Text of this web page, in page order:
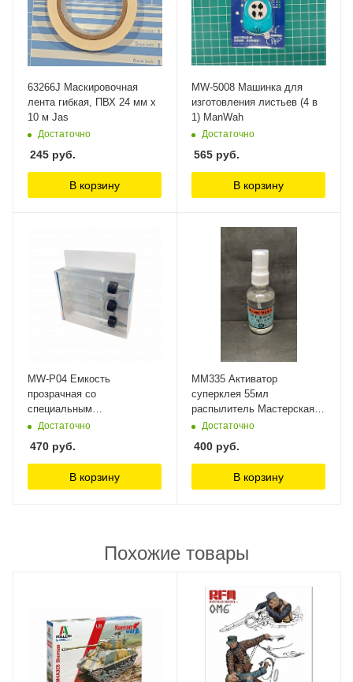
63266J Маскировочная
лента гибкая, ПВХ 24 мм х
10 м Jas
Достаточно
245 руб.
В корзину
MW-5008 Машинка для
изготовления листьев (4 в
1) ManWah
Достаточно
565 руб.
В корзину
MW-P04 Емкость
прозрачная со
специальным
наконечником, 60 мл для
ManWah
Достаточно
470 руб.
В корзину
MM335 Активатор
суперклея 55мл
распылитель Мастерская
Мажор Моделс
Достаточно
400 руб.
В корзину
Похожие товары